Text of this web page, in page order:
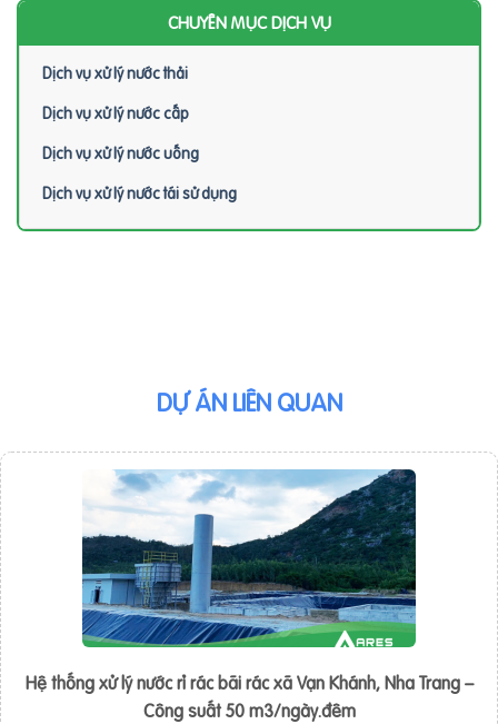
CHUYÊN MỤC DỊCH VỤ
Dịch vụ xử lý nước thải
Dịch vụ xử lý nước cấp
Dịch vụ xử lý nước uống
Dịch vụ xử lý nước tái sử dụng
DỰ ÁN LIÊN QUAN
Hệ thống xử lý nước rỉ rác bãi rác xã Vạn Khánh, Nha Trang –
Công suất 50 m3/ngày.đêm